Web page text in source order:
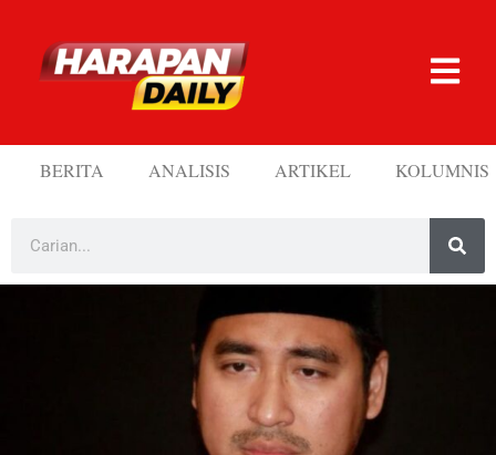
BERITA ANALISIS ARTIKEL KOLUMNIS